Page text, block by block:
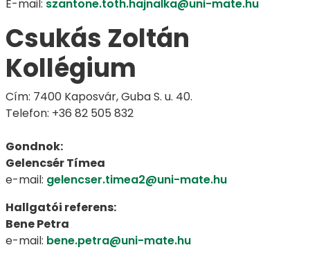
E-mail: szantone.toth.hajnalka@uni-mate.hu
Csukás Zoltán
Kollégium
Cím: 7400 Kaposvár, Guba S. u. 40.
Telefon: +36 82 505 832
Gondnok:
Gelencsér Tímea
e-mail: gelencser.timea2@uni-mate.hu
Hallgatói referens:
Bene Petra
e-mail: bene.petra@uni-mate.hu